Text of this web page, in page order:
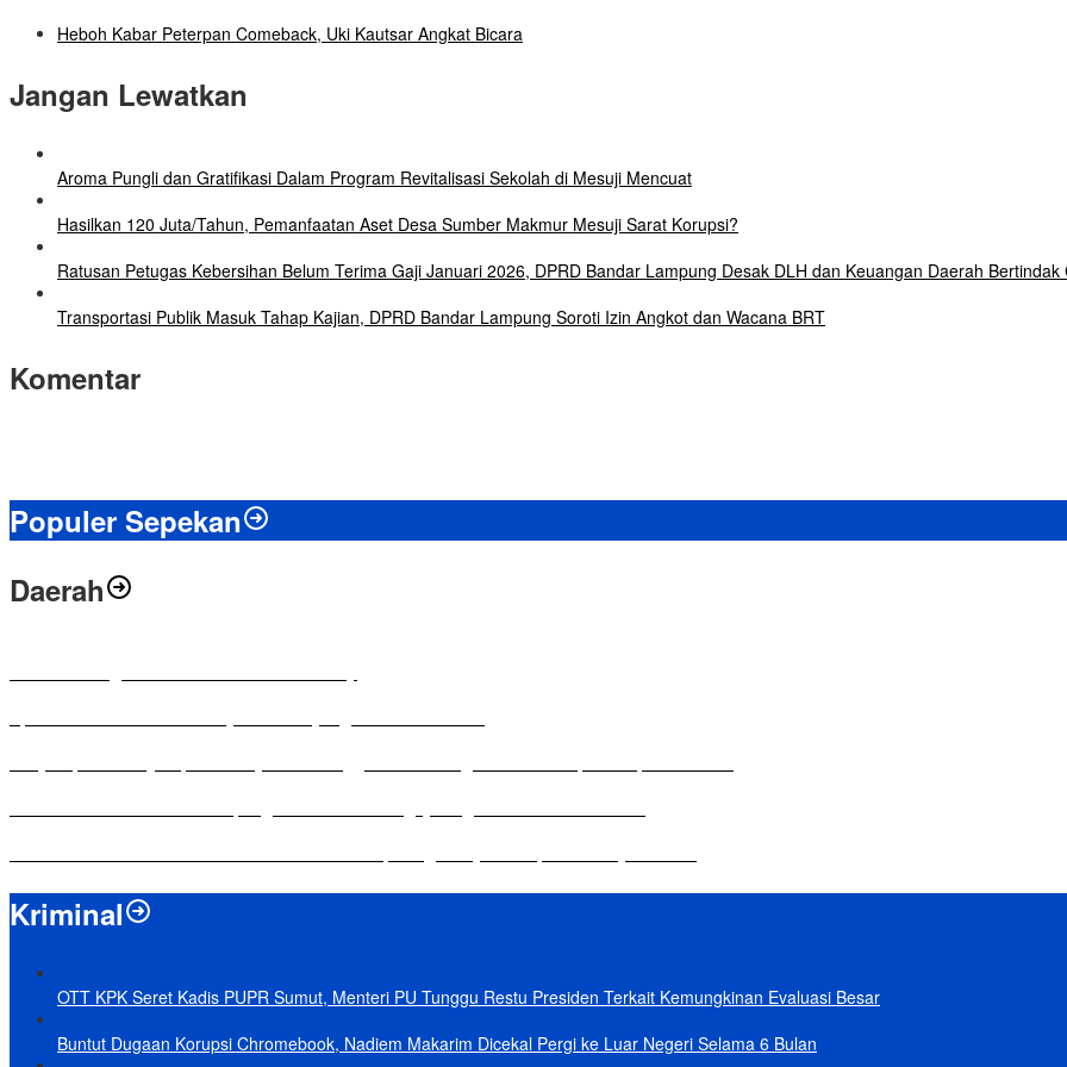
Heboh Kabar Peterpan Comeback, Uki Kautsar Angkat Bicara
Jangan Lewatkan
Aroma Pungli dan Gratifikasi Dalam Program Revitalisasi Sekolah di Mesuji Mencuat
Hasilkan 120 Juta/Tahun, Pemanfaatan Aset Desa Sumber Makmur Mesuji Sarat Korupsi?
Ratusan Petugas Kebersihan Belum Terima Gaji Januari 2026, DPRD Bandar Lampung Desak DLH dan Keuangan Daerah Bertindak
Transportasi Publik Masuk Tahap Kajian, DPRD Bandar Lampung Soroti Izin Angkot dan Wacana BRT
Komentar
Populer Sepekan
Daerah
Kriminal
OTT KPK Seret Kadis PUPR Sumut, Menteri PU Tunggu Restu Presiden Terkait Kemungkinan Evaluasi Besar
Buntut Dugaan Korupsi Chromebook, Nadiem Makarim Dicekal Pergi ke Luar Negeri Selama 6 Bulan